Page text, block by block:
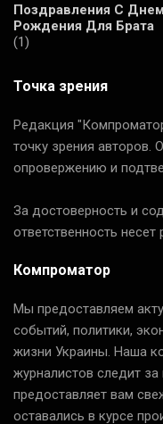
Поздравления С Днем
Рождения Для Брата
(1)
Точка зрения
Редакция
точку зрения
опровержению и
За достоверность и
ответственность несет
Компроматор
Мы предоставляем
событий, политики,
жизни Украины. Наша
журналистов следит
предоставляет вам
оставались в курсе